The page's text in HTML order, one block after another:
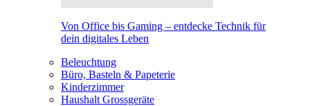
Von Office bis Gaming – entdecke Technik für
dein digitales Leben
Beleuchtung
Büro, Basteln & Papeterie
Kinderzimmer
Haushalt Grossgeräte